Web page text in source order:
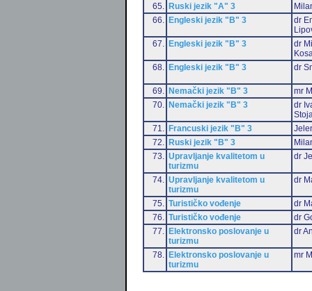
65.
Ruski jezik "A" 3
66.
Engleski jezik "B" 3
dr
67.
Engleski jezik "B" 3
dr
68.
Engleski jezik "B" 3 dr
69. Nemački jezik "B" 3
mr
70.
Nemački jezik "B" 3
dr
71.
Francuski jezik "B" 3
72.
Ruski jezik "B" 3
73.
Upravljanje kvalitetom u
turizmu
dr
74.
Upravljanje kvalitetom u
turizmu
dr
75. Turističko vođenje
dr
76.
Turističko vođenje
dr
77.
Elektronsko poslovanje u
turizmu
dr
78.
Elektronsko poslovanje u
turizmu
mr